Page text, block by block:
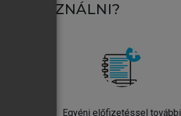
HASZNÁLNI?
Egyéni előfizetéssel további